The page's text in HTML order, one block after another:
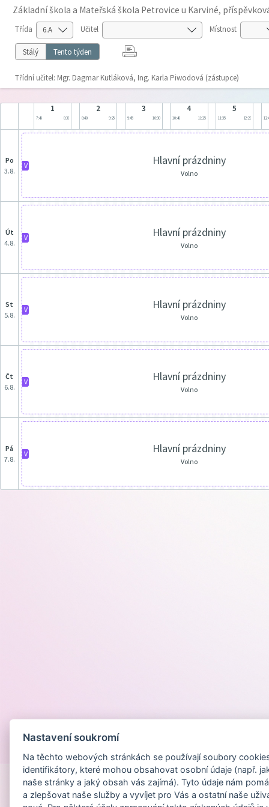
Základní škola a Mateřská škola Petrovice u Karviné,
Třída Učitel Místnost
Stálý Tento týden
Třídní učitel: Mgr. Dagmar Kutláková, Ing. Karla Piwodová (zástupce)
1
7:45 8:30
2
8:40 9:25
3
9:45 10:30
4
10:40 11:25
5
11:35 12:20
po
3.8.
V Hlavní prázdniny
Volno
út
4.8.
V Hlavní prázdniny
Volno
st
5.8.
V Hlavní prázdniny
Volno
čt
6.8.
V Hlavní prázdniny
Volno
pá
7.8.
V Hlavní prázdniny
Volno
Nastavení soukromí
Na těchto webových stránkách se používají soubory
identifikátory, které mohou obsahovat osobní údaje (např.
naše stránky a jaký obsah vás zajímá). Tyto údaje nám
a zlepšovat naše služby a vyvíjet pro Vás a ostatní naše